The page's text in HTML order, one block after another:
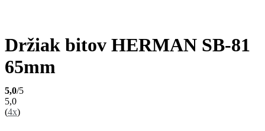
Držiak bitov HERMAN SB-81
65mm
5,0/5
5,0
(4x)